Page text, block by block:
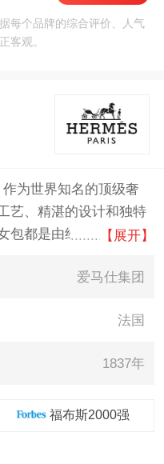
、
每个品牌的综合评价、人气
客观。
1
为世界知名的顶级奢
艺、精湛的设计和独特
包都是由经验丰富的工
份和品味的体现。独特
价值。选择爱马仕，不
【展开】
爱马仕集团
法国
1837年
福布斯2000强